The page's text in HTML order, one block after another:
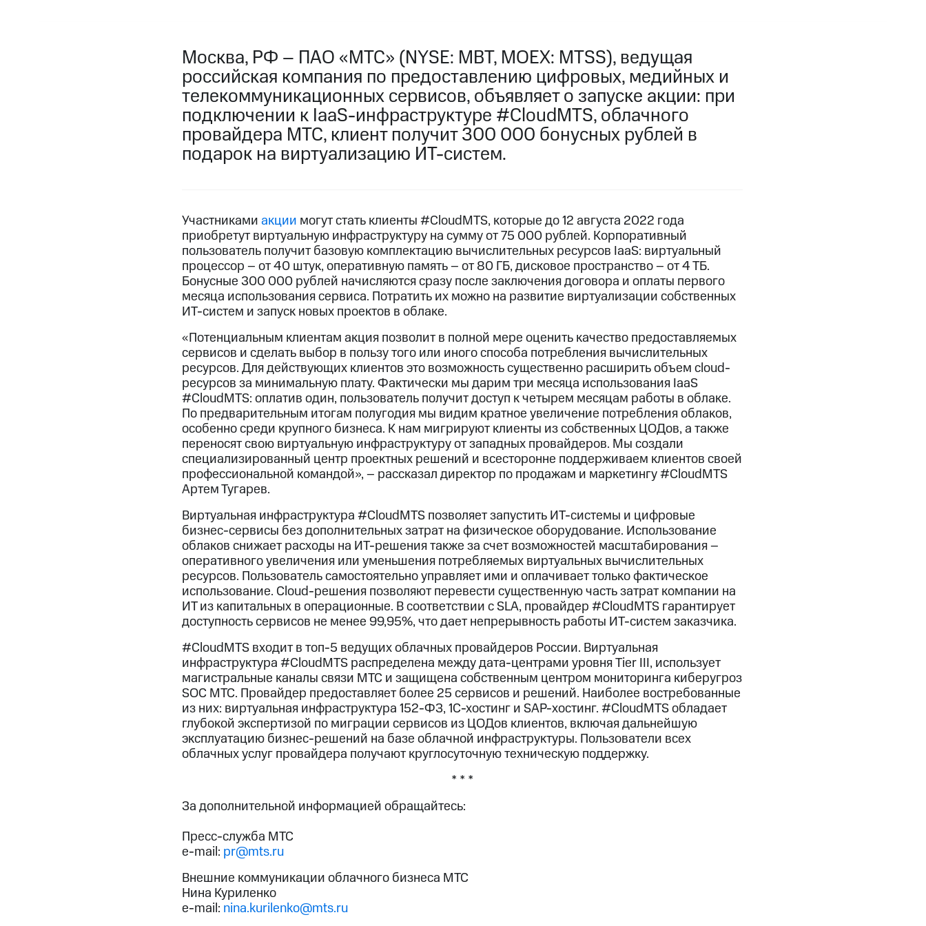
Москва, РФ – ПАО «МТС» (NYSE: MBT, MOEX: MTSS), ведущая
российская компания по предоставлению цифровых, медийных и
телекоммуникационных сервисов, объявляет о запуске акции: при
подключении к IaaS-инфраструктуре #CloudMTS, облачного
провайдера МТС, клиент получит 300 000 бонусных рублей в
подарок на виртуализацию ИТ-систем.
Участниками акции могут стать клиенты #CloudMTS, которые до 12 августа 2022 года
приобретут виртуальную инфраструктуру на сумму от 75 000 рублей. Корпоративный
пользователь получит базовую комплектацию вычислительных ресурсов IaaS: виртуальный
процессор – от 40 штук, оперативную память – от 80 ГБ, дисковое пространство – от 4 ТБ.
Бонусные 300 000 рублей начисляются сразу после заключения договора и оплаты первого
месяца использования сервиса. Потратить их можно на развитие виртуализации собственных
ИТ-систем и запуск новых проектов в облаке.
«Потенциальным клиентам акция позволит в полной мере оценить качество предоставляемых
сервисов и сделать выбор в пользу того или иного способа потребления вычислительных
ресурсов. Для действующих клиентов это возможность существенно расширить объем cloud-
ресурсов за минимальную плату. Фактически мы дарим три месяца использования IaaS
#CloudMTS: оплатив один, пользователь получит доступ к четырем месяцам работы в облаке.
По предварительным итогам полугодия мы видим кратное увеличение потребления облаков,
особенно среди крупного бизнеса. К нам мигрируют клиенты из собственных ЦОДов, а также
переносят свою виртуальную инфраструктуру от западных провайдеров. Мы создали
специализированный центр проектных решений и всесторонне поддерживаем клиентов своей
профессиональной командой», – рассказал директор по продажам и маркетингу #CloudMTS
Артем Тугарев.
Виртуальная инфраструктура #CloudMTS позволяет запустить ИТ-системы и цифровые
бизнес-сервисы без дополнительных затрат на физическое оборудование. Использование
облаков снижает расходы на ИТ-решения также за счет возможностей масштабирования –
оперативного увеличения или уменьшения потребляемых виртуальных вычислительных
ресурсов. Пользователь самостоятельно управляет ими и оплачивает только фактическое
использование. Cloud-решения позволяют перевести существенную часть затрат компании на
ИТ из капитальных в операционные. В соответствии с SLA, провайдер #CloudMTS гарантирует
доступность сервисов не менее 99,95%, что дает непрерывность работы ИТ-систем заказчика.
#CloudMTS входит в топ-5 ведущих облачных провайдеров России. Виртуальная
инфраструктура #CloudMTS распределена между дата-центрами уровня Tier III, использует
магистральные каналы связи МТС и защищена собственным центром мониторинга киберугроз
SOC МТС. Провайдер предоставляет более 25 сервисов и решений. Наиболее востребованные
из них: виртуальная инфраструктура 152-ФЗ, 1С-хостинг и SAP-хостинг. #CloudMTS обладает
глубокой экспертизой по миграции сервисов из ЦОДов клиентов, включая дальнейшую
эксплуатацию бизнес-решений на базе облачной инфраструктуры. Пользователи всех
облачных услуг провайдера получают круглосуточную техническую поддержку.
* * *
За дополнительной информацией обращайтесь:
Пресс-служба МТС
e-mail: pr@mts.ru
Внешние коммуникации облачного бизнеса МТС
Нина Куриленко
e-mail: nina.kurilenko@mts.ru